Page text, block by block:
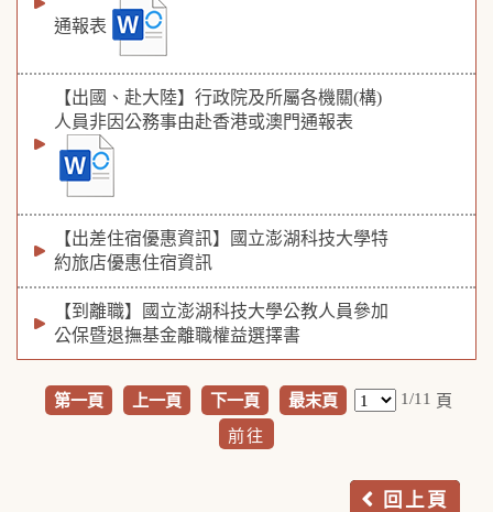
通報表
【出國、赴大陸】行政院及所屬各機關(構)
人員非因公務事由赴香港或澳門通報表
【出差住宿優惠資訊】國立澎湖科技大學特
約旅店優惠住宿資訊
【到離職】國立澎湖科技大學公教人員參加
公保暨退撫基金離職權益選擇書
第一頁 上一頁 下一頁 最末頁 1/11 頁
回上頁